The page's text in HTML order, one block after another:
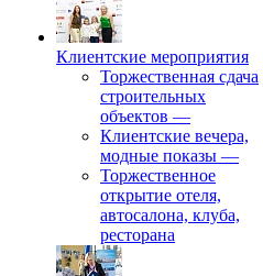
Клиентские мероприятия
Торжественная сдача
строительных
объектов —
Клиентские вечера,
модные показы —
Торжественное
открытие отеля,
автосалона, клуба,
ресторана